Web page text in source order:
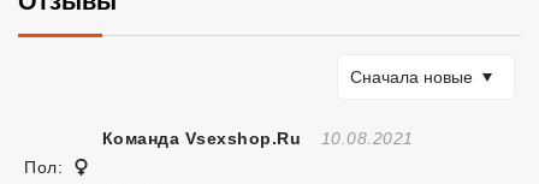
Сортировать по
Сначала новые
Команда Vsexshop.ru Отзыв Создан
10.08.2021
Пол: